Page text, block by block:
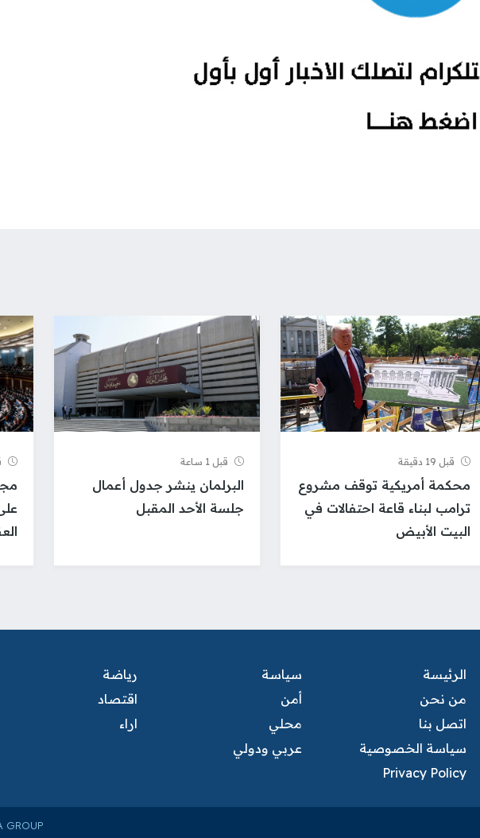
قبل 19 دقيقة
محكمة أمريكية توقف مشروع
ترامب لبناء قاعة احتفالات في
البيت الأبيض
قبل 1 ساعة
البرلمان ينشر جدول أعمال
جلسة الأحد المقبل
الرئيسة
من نحن
اتصل بنا
سياسة الخصوصية
Privacy Policy
سياسة
أمن
محلي
عربي ودولي
رياضة
اقتصاد
اراء
GROUP